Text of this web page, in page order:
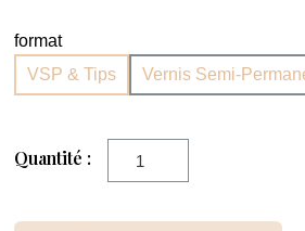
format
VSP & Tips
Vernis Semi-
Quantité :